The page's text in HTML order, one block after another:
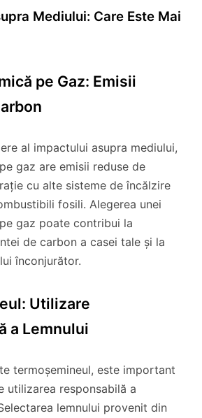
Mediului: Care Este Mai
pe Gaz: Emisii
al impactului asupra mediului,
gaz are emisii reduse de
cu alte sisteme de încălzire
fosili. Alegerea unei
gaz poate contribui la
de carbon a casei tale și la
înconjurător.
Utilizare
a Lemnului
termoșemineul, este important
utilizarea responsabilă a
lemnului provenit din